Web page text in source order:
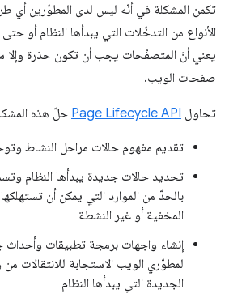
تكمن المشكلة في أنّه ليس لدى المطوّرين أي
الأنواع من التدخّلات التي يبدأها النظام أو
يعني أنّ المتصفّحات يجب أن تكون حذرة
صفحات الويب.
تحاول Page Lifecycle API حلّ هذه
تقديم مفهوم حالات مراحل النشاط
تحديد حالات جديدة يبدأها النظام
بالحدّ من الموارد التي يمكن أن
المخفية أو غير النشطة
إنشاء واجهات برمجة تطبيقات وأحداث
لمطوّري الويب الاستجابة للانتقالات
الجديدة التي يبدأها النظام